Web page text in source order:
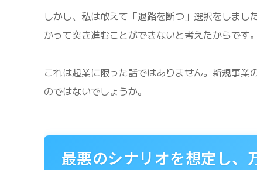
しかし、私は敢えて「退路を断つ」選択をしま
かって突き進むことができないと考えたからです。
これは起業に限った話ではありません。新規事
のではないでしょうか。
最悪のシナリオを想定し、